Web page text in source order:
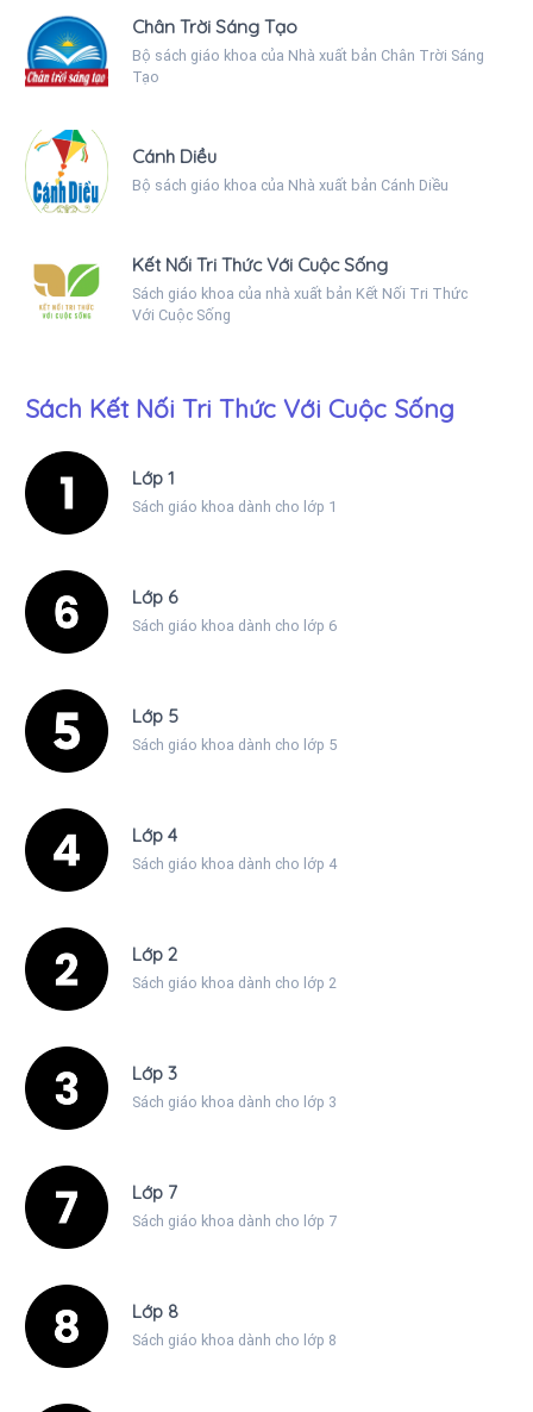
Chân Trời Sáng Tạo
Bộ sách giáo khoa của Nhà xuất bản Chân Trời Sáng
Tạo
Cánh Diều
Bộ sách giáo khoa của Nhà xuất bản Cánh Diều
Kết Nối Tri Thức Với Cuộc Sống
Sách giáo khoa của nhà xuất bản Kết Nối Tri Thức
Với Cuộc Sống
Sách Kết Nối Tri Thức Với Cuộc Sống
Lớp 1
Sách giáo khoa dành cho lớp 1
Lớp 6
Sách giáo khoa dành cho lớp 6
Lớp 5
Sách giáo khoa dành cho lớp 5
Lớp 4
Sách giáo khoa dành cho lớp 4
Lớp 2
Sách giáo khoa dành cho lớp 2
Lớp 3
Sách giáo khoa dành cho lớp 3
Lớp 7
Sách giáo khoa dành cho lớp 7
Lớp 8
Sách giáo khoa dành cho lớp 8